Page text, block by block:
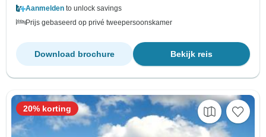
Aanmelden to unlock savings
Prijs gebaseerd op privé tweepersoonskamer
Bekijk reis
Download brochure
20% korting